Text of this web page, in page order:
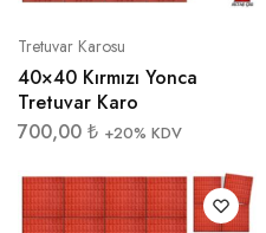
Tretuvar Karosu
40×40 Kırmızı Yonca
Tretuvar Karo
700,00 ₺ +20% KDV